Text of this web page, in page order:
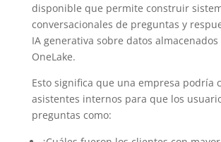
disponible que permite construir
conversacionales de preguntas y
IA generativa sobre datos almacenados
OneLake.
Esto significa que una empresa podría
asistentes internos para que los
preguntas como: